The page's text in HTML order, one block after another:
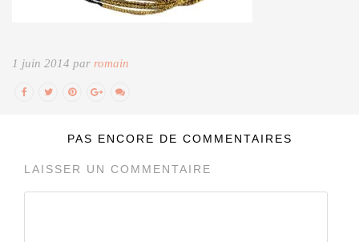
1 juin 2014 par romain
PAS ENCORE DE COMMENTAIRES
LAISSER UN COMMENTAIRE